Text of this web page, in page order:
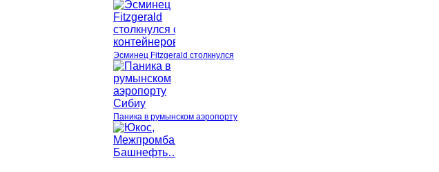
Эсминец Fitzgerald столкнулся
Паника в румынском аэропорту